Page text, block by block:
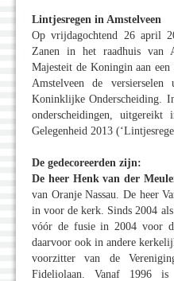
Lintjesregen in Amstelveen
Op vrijdagochtend 26 april
Zanen in het raadhuis van
Majesteit de Koningin aan een
Amstelveen de
Koninklijke Onderscheiding.
onderscheidingen,
Gelegenheid 2013
De gedecoreerden zijn:
De heer Henk van der
van Oranje Nassau. De heer
in voor de kerk. Sinds 2004
vóór de fusie in 2004 voor
daarvoor ook in andere
voorzitter van de
Fideliolaan. Vanaf 1996